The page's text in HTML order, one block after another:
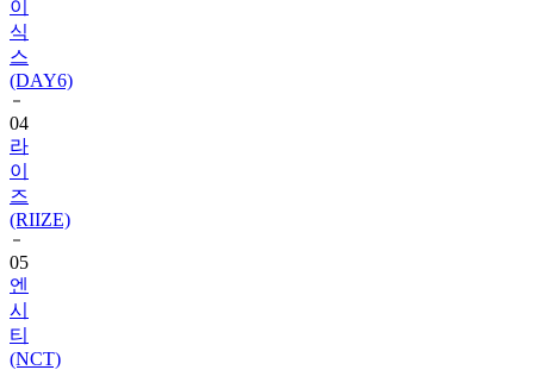
스
(DAY6)
04
라
이
즈
(RIIZE)
05
엔
시
티
(NCT)
06